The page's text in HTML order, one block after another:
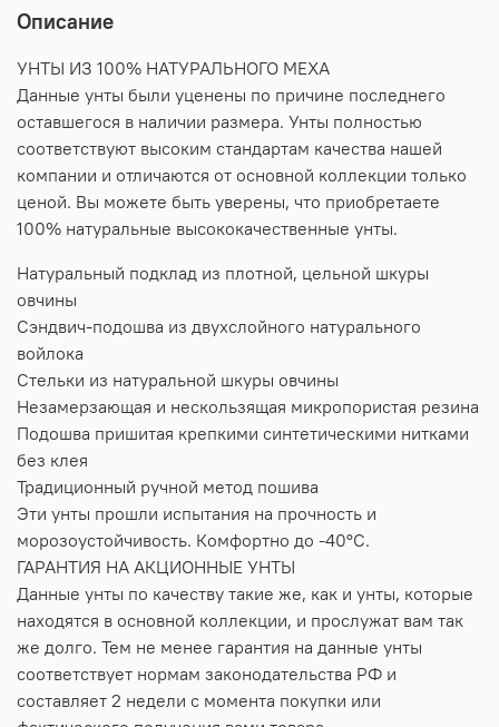
Описание
УНТЫ ИЗ 100% НАТУРАЛЬНОГО МЕХА
Данные унты были уценены по причине последнего
оставшегося в наличии размера. Унты полностью
соответствуют высоким стандартам качества нашей
компании и отличаются от основной коллекции только
ценой. Вы можете быть уверены, что приобретаете
100% натуральные высококачественные унты.
Натуральный подклад из плотной, цельной шкуры
овчины
Сэндвич-подошва из двухслойного натурального
войлока
Стельки из натуральной шкуры овчины
Незамерзающая и нескользящая микропористая резина
Подошва пришитая крепкими синтетическими нитками
без клея
Традиционный ручной метод пошива
Эти унты прошли испытания на прочность и
морозоустойчивость. Комфортно до -40°C.
ГАРАНТИЯ НА АКЦИОННЫЕ УНТЫ
Данные унты по качеству такие же, как и унты, которые
находятся в основной коллекции, и прослужат вам так
же долго. Тем не менее гарантия на данные унты
соответствует нормам законодательства РФ и
составляет 2 недели с момента покупки или